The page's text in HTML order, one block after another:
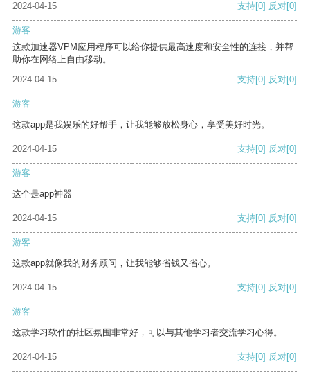
2024-04-15 支持[0] 反对[0]
游客
这款加速器VPM应用程序可以给你提供最高速度和安全性的连接，并帮
助你在网络上自由移动。
2024-04-15
支持[0] 反对[0]
游客
这款app是我娱乐的好帮手，让我能够放松身心，享受美好时光。
2024-04-15 支持[0] 反对[0]
游客
这个是app神器
2024-04-15 支持[0] 反对[0]
游客
这款app就像我的财务顾问，让我能够省钱又省心。
2024-04-15 支持[0] 反对[0]
游客
这款学习软件的社区氛围非常好，可以与其他学习者交流学习心得。
2024-04-15 支持[0] 反对[0]